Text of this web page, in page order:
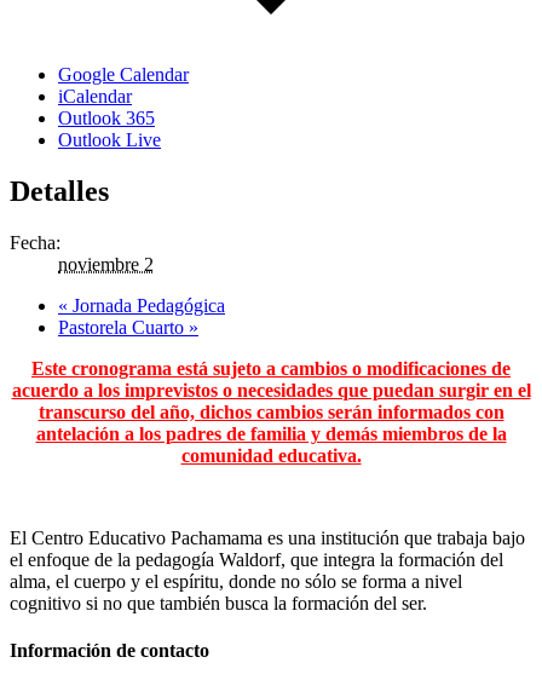
Google Calendar
iCalendar
Outlook 365
Outlook Live
Detalles
Fecha:
noviembre 2
« Jornada Pedagógica
Pastorela Cuarto »
Este cronograma está sujeto a cambios o modificaciones de
acuerdo a los imprevistos o necesidades que puedan surgir en el
transcurso del año, dichos cambios serán informados con
antelación a los padres de familia y demás miembros de la
comunidad educativa.
El Centro Educativo Pachamama es una institución que trabaja bajo
el enfoque de la pedagogía Waldorf, que integra la formación del
alma, el cuerpo y el espíritu, donde no sólo se forma a nivel
cognitivo si no que también busca la formación del ser.
Información de contacto